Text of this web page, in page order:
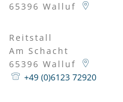
65396 Walluf
Reitstall
Am Schacht
65396 Walluf
+49 (0)6123 72920